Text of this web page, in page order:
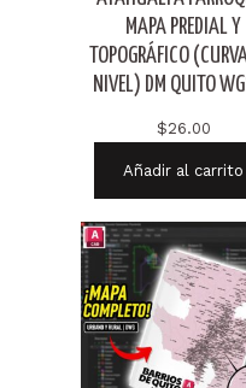
MAPA PREDIAL Y
TOPOGRÁFICO
NIVEL) DM QUITO
$26.00
Añadir al carrito